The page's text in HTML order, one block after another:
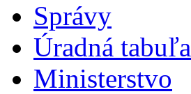
Správy
Úradná tabuľa
Ministerstvo